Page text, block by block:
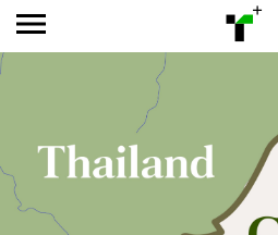
-ก